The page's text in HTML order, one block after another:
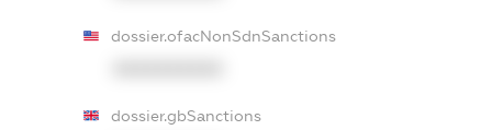
dossier.ofacNonSdnSanctions
dossier.gbSanctions